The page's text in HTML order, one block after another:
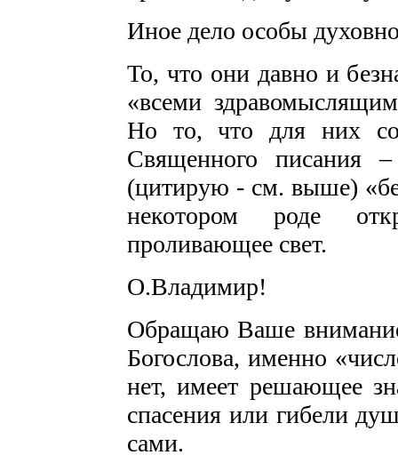
Иное дело особы
То, что они давно и
«всеми
Но то, что для них
Священного писания
(цитирую - см. выше)
некотором роде
проливающее свет.
О.Владимир!
Обращаю Ваше
Богослова, именно
нет, имеет решающее
спасения или гибели
сами.